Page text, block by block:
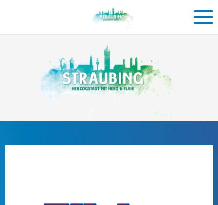
Einkaufen
in
Straubing